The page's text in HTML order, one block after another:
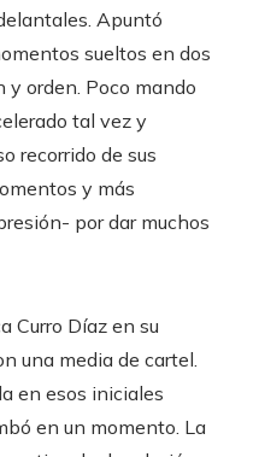
Apuntó
sueltos en dos
orden. Poco mando
tal vez y
recorrido de sus
y más
por dar muchos
Curro Díaz en su
una media de cartel.
en esos iniciales
en un momento. La